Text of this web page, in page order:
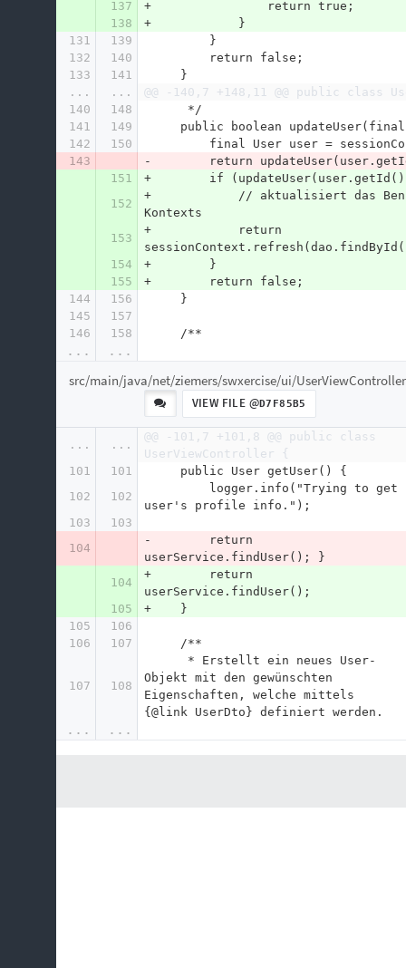
137
+                return true;
138
+            }
131
139
         }
132
140
         return false;
133
141
     }
...
...
@@ -140,7 +148,11 @@ public class
140
148
      */
141
149
public boolean
142
150
final User user =
143
-        return
151
+        if
152
+            // aktualisiert das
Kontexts
153
+            return
154
+        }
155
+        return false;
144
156
     }
145
157
146
158
     /**
... ...
src/main/java/net/ziemers/swxercise/ui/
VIEW FILE @D7F85B5
... ...
@@ -101,7 +101,8 @@ public class
UserViewController {
101
101
     public User getUser() {
102
102
user's profile info.");
103
103
104
-        return
userService.findUser(); }
104
+        return
userService.findUser();
105
+    }
105
106
106
107
     /**
107 108
Objekt mit den gewünschten
Eigenschaften, welche mittels
{@link UserDto} definiert werden.
... ...